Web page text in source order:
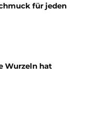
für jeden
Wurzeln hat